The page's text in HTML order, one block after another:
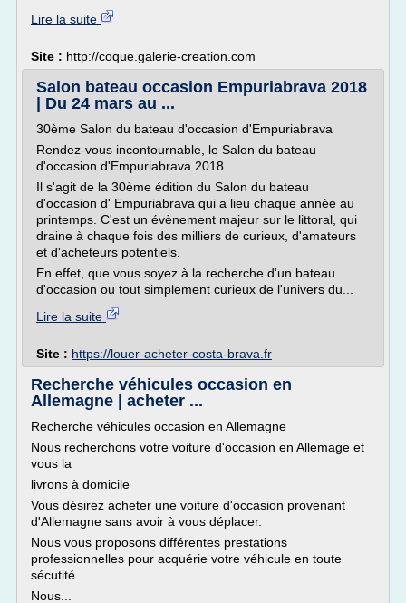
Lire la suite
Site : http://coque.galerie-creation.com
Salon bateau occasion Empuriabrava 2018
| Du 24 mars au ...
30ème Salon du bateau d'occasion d'Empuriabrava
Rendez-vous incontournable, le Salon du bateau
d'occasion d'Empuriabrava 2018
Il s'agit de la 30ème édition du Salon du bateau
d'occasion d' Empuriabrava qui a lieu chaque année au
printemps. C'est un évènement majeur sur le littoral, qui
draine à chaque fois des milliers de curieux, d'amateurs
et d'acheteurs potentiels.
En effet, que vous soyez à la recherche d'un bateau
d'occasion ou tout simplement curieux de l'univers du...
Lire la suite
Site : https://louer-acheter-costa-brava.fr
Recherche véhicules occasion en
Allemagne | acheter ...
Recherche véhicules occasion en Allemagne
Nous recherchons votre voiture d'occasion en Allemage et
vous la
livrons à domicile
Vous désirez acheter une voiture d'occasion provenant
d'Allemagne sans avoir à vous déplacer.
Nous vous proposons différentes prestations
professionnelles pour acquérie votre véhicule en toute
sécutité.
Nous...